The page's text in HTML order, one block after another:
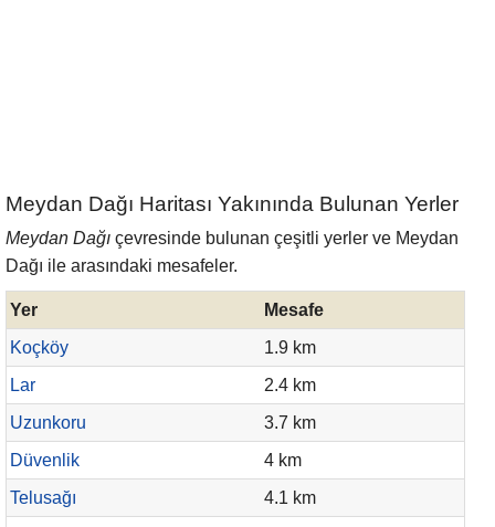
Meydan Dağı Haritası Yakınında Bulunan Yerler
Meydan Dağı çevresinde bulunan çeşitli yerler ve Meydan
Dağı ile arasındaki mesafeler.
Yer
Mesafe
Koçköy
1.9 km
Lar
2.4 km
Uzunkoru
3.7 km
Düvenlik
4 km
Telusağı
4.1 km